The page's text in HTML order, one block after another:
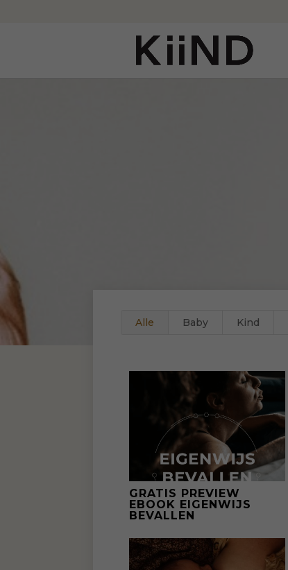
Alle Baby Kind
GRATIS PREVIEW
EBOOK EIGENWIJS
BEVALLEN